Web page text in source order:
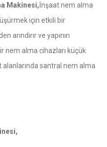
Makinesi,İnşaat nem alma
için etkili bir
arındırır ve yapının
nem alma cihazları küçük
santral nem alma